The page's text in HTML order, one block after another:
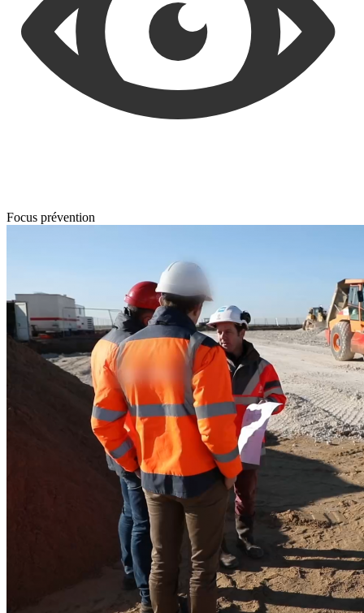
Focus prévention